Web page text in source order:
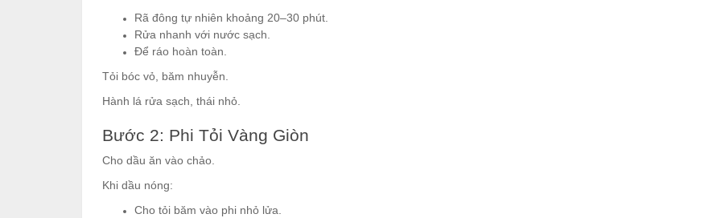
Rã đông tự nhiên khoảng 20–30 phút.
Rửa nhanh với nước sạch.
Để ráo hoàn toàn.
Tỏi bóc vỏ, băm nhuyễn.
Hành lá rửa sạch, thái nhỏ.
Bước 2: Phi Tỏi Vàng Giòn
Cho dầu ăn vào chảo.
Khi dầu nóng:
Cho tỏi băm vào phi nhỏ lửa.